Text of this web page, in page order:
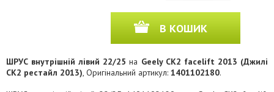
В КОШИК
ШРУС внутрішній лівий 22/25 на Geely CK2 facelift 2013 (Джилі
СК2 рестайл 2013), Оригінальний артикул: 1401102180.